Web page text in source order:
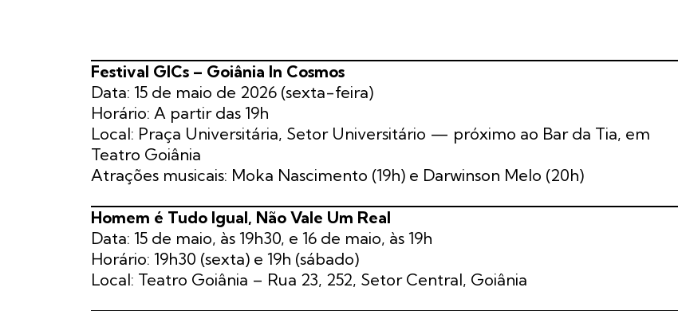
Festival GICs – Goiânia In Cosmos
Data: 15 de maio de 2026 (sexta-feira)
Horário: A partir das 19h
Local: Praça Universitária, Setor Universitário — próximo ao Bar da Tia, em
Teatro Goiânia
Atrações musicais: Moka Nascimento (19h) e Darwinson Melo (20h)
Homem é Tudo Igual, Não Vale Um Real
Data: 15 de maio, às 19h30, e 16 de maio, às 19h
Horário: 19h30 (sexta) e 19h (sábado)
Local: Teatro Goiânia – Rua 23, 252, Setor Central, Goiânia